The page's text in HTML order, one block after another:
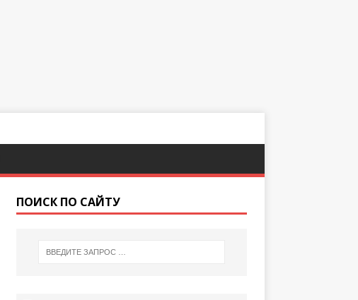
ПОИСК ПО САЙТУ